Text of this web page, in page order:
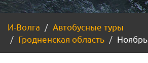
И-Волга
Автобусные туры
Гродненская область
Ноябрь